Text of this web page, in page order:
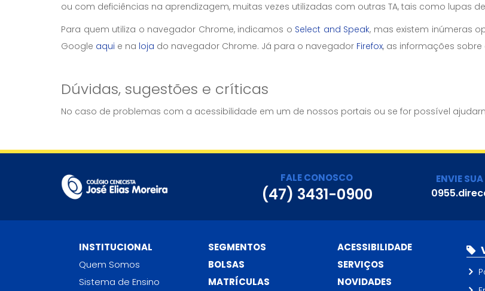
ou com deficiências na aprendizagem, muitas vezes utilizadas com outras TA, tais como lupas
Para quem utiliza o navegador Chrome, indicamos o Select and Speak, mas existem inúmeras
Google aqui e na loja do navegador Chrome. Já para o navegador Firefox, as informações
Dúvidas, sugestões e críticas
No caso de problemas com a acessibilidade em um de nossos portais ou se for possível
FALE CONOSCO
(47) 3431-0900
ENVIE
INSTITUCIONAL
Quem Somos
Sistema de Ensino
SEGMENTOS
BOLSAS
MATRÍCULAS
ACESSIBILIDADE
SERVIÇOS
NOVIDADES